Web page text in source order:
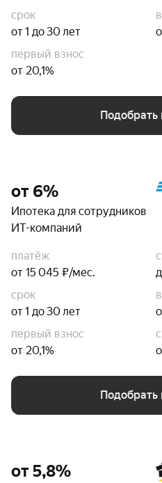
срок
от 1 до 30 лет
первый взнос
от 20,1%
Подобрать
от 6%
Ипотека для сотрудников
ИТ-компаний
платёж
от 15 045 ₽/мес.
срок
от 1 до 30 лет
первый взнос
от 20,1%
Подобрать
от 5,8%